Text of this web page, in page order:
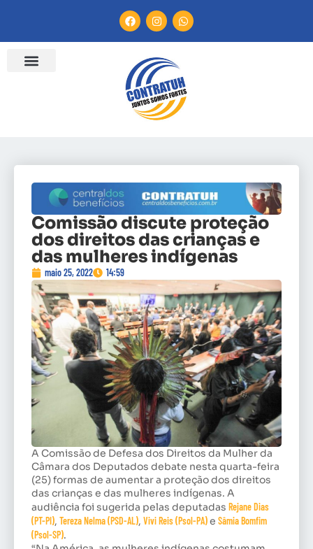
Comissão discute proteção
dos direitos das crianças e
das mulheres indígenas
maio 25, 2022 14:59
A Comissão de Defesa dos Direitos da Mulher da
Câmara dos Deputados debate nesta quarta-feira
(25) formas de aumentar a proteção dos direitos
das crianças e das mulheres indígenas. A
audiência foi sugerida pelas deputadas Rejane Dias
(PT-PI), Tereza Nelma (PSD-AL), Vivi Reis (Psol-PA)e Sâmia Bomfim
(Psol-SP).